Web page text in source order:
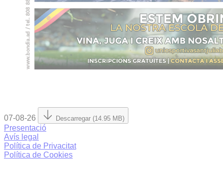
07-08-26 Descarregar (14.95 MB)
Presentació
Avís legal
Política de Privacitat
Política de Cookies